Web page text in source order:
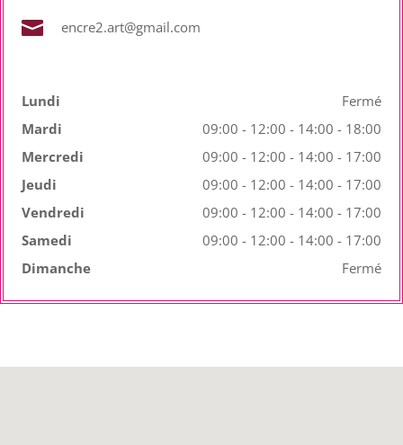
 encre2.art@gmail.com
Lundi
Fermé
Mardi
09:00 - 12:00 - 14:00 - 18:00
Mercredi
09:00 - 12:00 - 14:00 - 17:00
Jeudi
09:00 - 12:00 - 14:00 - 17:00
Vendredi
09:00 - 12:00 - 14:00 - 17:00
Samedi
09:00 - 12:00 - 14:00 - 17:00
Dimanche
Fermé